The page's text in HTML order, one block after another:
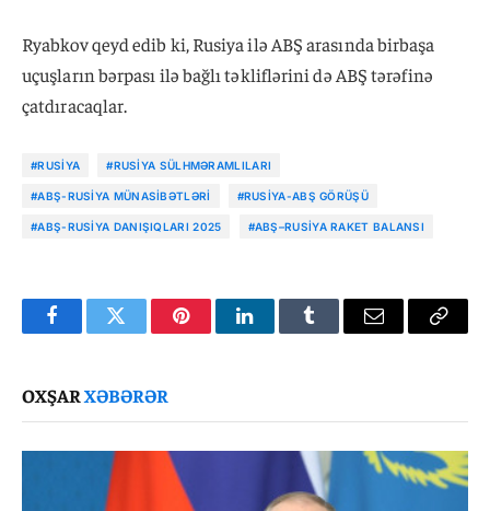
Ryabkov qeyd edib ki, Rusiya ilə ABŞ arasında birbaşa
uçuşların bərpası ilə bağlı təkliflərini də ABŞ tərəfinə
çatdıracaqlar.
#RUSIYA #RUSIYA SÜLHMƏRAMLILARI
#ABŞ-RUSIYA MÜNASIBƏTLƏRI #RUSIYA-ABŞ GÖRÜŞÜ
#ABŞ-RUSIYA DANIŞIQLARI 2025 #ABŞ–RUSIYA RAKET BALANSI
FacebookTwitter PinterestLinkedInTumblr Email
Copy
OXŞARXƏBƏRƏR